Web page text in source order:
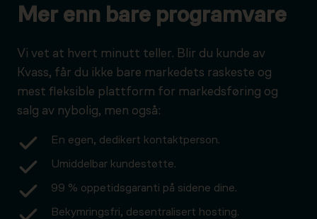
Mer enn bare programvare
Vi vet at hvert minutt teller. Blir du kunde av
Kvass, får du ikke bare markedets raskeste og
mest fleksible plattform for markedsføring og
salg av nybolig, men også:
En egen, dedikert kontaktperson.
Umiddelbar kundestøtte.
99 % oppetidsgaranti på sidene dine.
Bekymringsfri, desentralisert hosting.